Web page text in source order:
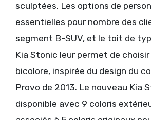
sculptées. Les options de
essentielles pour nombre des
segment B-SUV, et le toit de
Kia Stonic leur permet de
bicolore, inspirée du design du
Provo de 2013. Le nouveau Kia
disponible avec 9 coloris